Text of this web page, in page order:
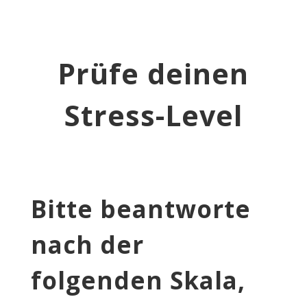
Prüfe deinen
Stress-Level
Bitte beantworte
nach der
folgenden Skala,